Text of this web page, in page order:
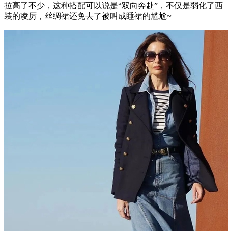
拉高了不少，这种搭配可以说是“双向奔赴”，不仅是弱化了西
装的凌厉，丝绸裙还免去了被叫成睡裙的尴尬~